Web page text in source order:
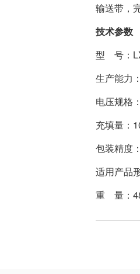
输送带，
技术参数
型 号
生产能
电压规
充填量：
包装精度
适用产品
重 量：